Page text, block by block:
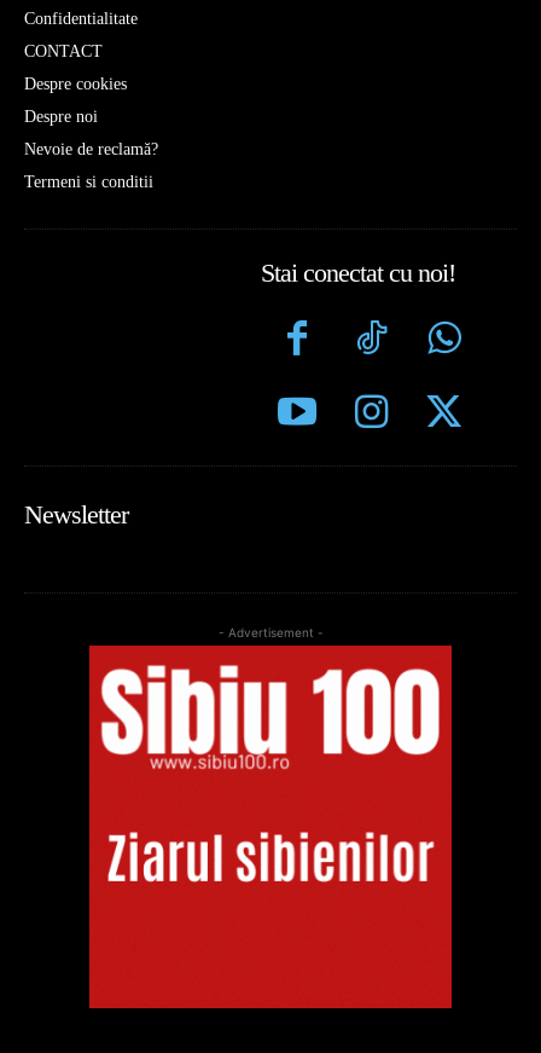
Confidentialitate
CONTACT
Despre cookies
Despre noi
Nevoie de reclamă?
Termeni si conditii
Stai conectat cu noi!
Newsletter
- Advertisement -